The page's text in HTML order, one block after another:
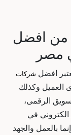
من افضل
مصر
افضل شركات
العميل وكذلك
الرقمى،
في
بالعمل والجهد